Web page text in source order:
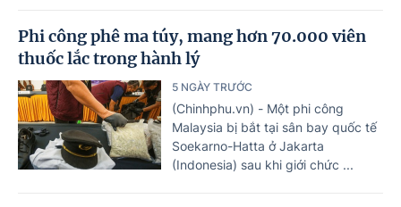
Phi công phê ma túy, mang hơn 70.000 viên
thuốc lắc trong hành lý
5 NGÀY TRƯỚC
(Chinhphu.vn) - Một phi công
Malaysia bị bắt tại sân bay quốc tế
Soekarno-Hatta ở Jakarta
(Indonesia) sau khi giới chức ...